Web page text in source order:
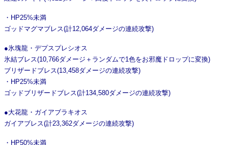
・HP25%未満
ゴッドマグマブレス(計12,064ダメージの連続攻撃)
●氷塊龍・デプスプレシオス
氷結ブレス(10,766ダメージ＋ランダムで1色をお邪魔ドロップに変換)
ブリザードブレス(13,458ダメージの連続攻撃)
・HP25%未満
ゴッドブリザードブレス(計134,580ダメージの連続攻撃)
●大花龍・ガイアブラキオス
ガイアブレス(計23,362ダメージの連続攻撃)
・HP50%未満